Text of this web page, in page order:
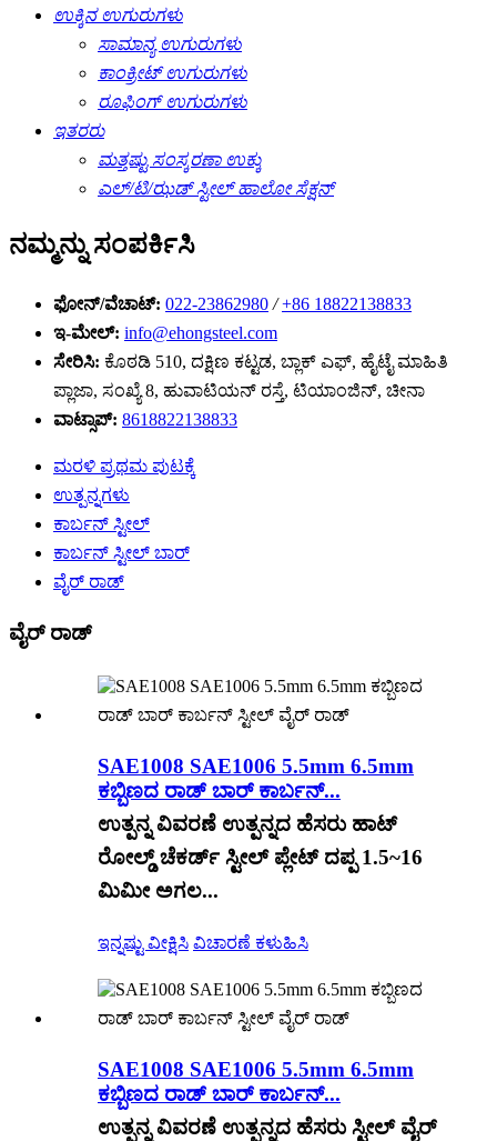
ಉಕ್ಕಿನ ಉಗುರುಗಳು
ಸಾಮಾನ್ಯ ಉಗುರುಗಳು
ಕಾಂಕ್ರೀಟ್ ಉಗುರುಗಳು
ರೂಫಿಂಗ್ ಉಗುರುಗಳು
ಇತರರು
ಮತ್ತಷ್ಟು ಸಂಸ್ಕರಣಾ ಉಕ್ಕು
ಎಲ್/ಟಿ/ಝಡ್ ಸ್ಟೀಲ್ ಹಾಲೋ ಸೆಕ್ಷನ್
ನಮ್ಮನ್ನು ಸಂಪರ್ಕಿಸಿ
ಫೋನ್/ವೆಚಾಟ್: 022-23862980 / +86 18822138833
ಇ-ಮೇಲ್: info@ehongsteel.com
ಸೇರಿಸಿ: ಕೊಠಡಿ 510, ದಕ್ಷಿಣ ಕಟ್ಟಡ, ಬ್ಲಾಕ್ ಎಫ್, ಹೈಟೈ ಮಾಹಿತಿ
ಪ್ಲಾಜಾ, ಸಂಖ್ಯೆ 8, ಹುವಾಟಿಯನ್ ರಸ್ತೆ, ಟಿಯಾಂಜಿನ್, ಚೀನಾ
ವಾಟ್ಸಾಪ್: 8618822138833
ಮರಳಿ ಪ್ರಥಮ ಪುಟಕ್ಕೆ
ಉತ್ಪನ್ನಗಳು
ಕಾರ್ಬನ್ ಸ್ಟೀಲ್
ಕಾರ್ಬನ್ ಸ್ಟೀಲ್ ಬಾರ್
ವೈರ್ ರಾಡ್
ವೈರ್ ರಾಡ್
SAE1008 SAE1006 5.5mm 6.5mm
ಕಬ್ಬಿಣದ ರಾಡ್ ಬಾರ್ ಕಾರ್ಬನ್...
ಉತ್ಪನ್ನ ವಿವರಣೆ ಉತ್ಪನ್ನದ ಹೆಸರು ಹಾಟ್
ರೋಲ್ಡ್ ಚೆಕರ್ಡ್ ಸ್ಟೀಲ್ ಪ್ಲೇಟ್ ದಪ್ಪ 1.5~16
ಮಿಮೀ ಅಗಲ...
ಇನ್ನಷ್ಟು ವೀಕ್ಷಿಸಿ ವಿಚಾರಣೆ ಕಳುಹಿಸಿ
SAE1008 SAE1006 5.5mm 6.5mm
ಕಬ್ಬಿಣದ ರಾಡ್ ಬಾರ್ ಕಾರ್ಬನ್...
ಉತ್ಪನ್ನ ವಿವರಣೆ ಉತ್ಪನ್ನದ ಹೆಸರು ಸ್ಟೀಲ್ ವೈರ್